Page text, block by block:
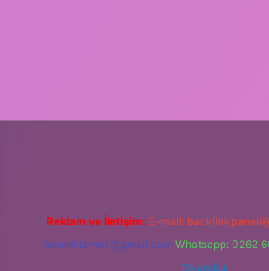
Reklam ve İletişim: E-mail:
forumhizmeti@gmail.com Whatsapp: 0262
@karabul